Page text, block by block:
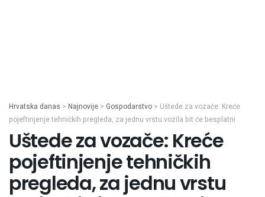
Hrvatska danas > Najnovije > Gospodarstvo > Uštede za vozače: Kreće
pojeftinjenje tehničkih pregleda, za jednu vrstu vozila bit će besplatni
Uštede za vozače: Kreće
pojeftinjenje tehničkih
pregleda, za jednu vrstu